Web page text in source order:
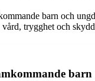
barn och
trygghet och
barn